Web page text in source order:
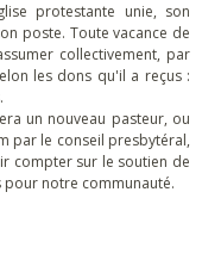
protestante unie, son
poste. Toute vacance de
collectivement, par
les dons qu'il a reçus :
un nouveau pasteur, ou
par le conseil presbytéral,
compter sur le soutien de
notre communauté.